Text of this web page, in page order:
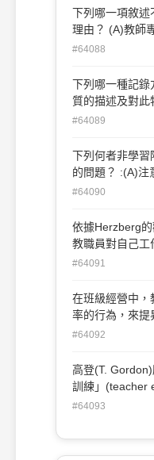
（Taguri）
下列哪一項敘述
理由？ (A)教師專長分工(B)實踐課程統整之
做法 (C)妥善利用教學空間(D)節省課程準
#64088
下列哪一種記錄
質的描述及對此
學習日誌(B)評
#64089
下列何者非學習
的問題？ :(A)注意力分散 :(B)字的大小比例
出現問題 :(C)作文上會重複詞句 :(D)寫字會
#64090
依據Herzberg
教職員對自己工
取何種策略?(A)
#64091
在班級經營中，
率的行為，來提
並透過師生約定
為制約(C)逐步
#64092
高登(T.
訓練」(teacher
式， 旨在建立
(A)介入處理 (B)
解決問題
#64093